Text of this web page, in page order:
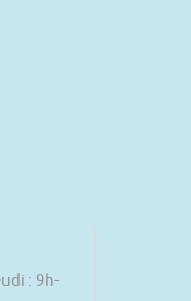
: 9h-